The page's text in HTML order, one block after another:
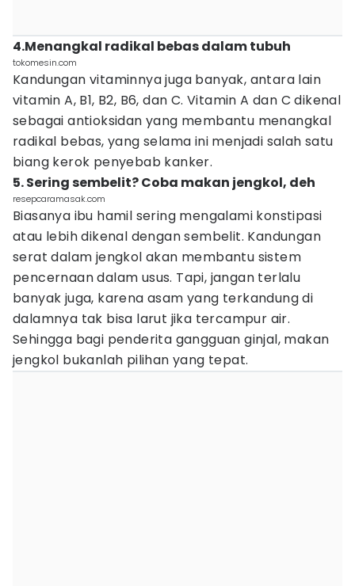
4.Menangkal radikal bebas dalam tubuh
tokomesin.com
Kandungan vitaminnya juga banyak, antara lain
vitamin A, B1, B2, B6, dan C. Vitamin A dan C dikenal
sebagai antioksidan yang membantu menangkal
radikal bebas, yang selama ini menjadi salah satu
biang kerok penyebab kanker.
5. Sering sembelit? Coba makan jengkol, deh
resepcaramasak.com
Biasanya ibu hamil sering mengalami konstipasi
atau lebih dikenal dengan sembelit. Kandungan
serat dalam jengkol akan membantu sistem
pencernaan dalam usus. Tapi, jangan terlalu
banyak juga, karena asam yang terkandung di
dalamnya tak bisa larut jika tercampur air.
Sehingga bagi penderita gangguan ginjal, makan
jengkol bukanlah pilihan yang tepat.